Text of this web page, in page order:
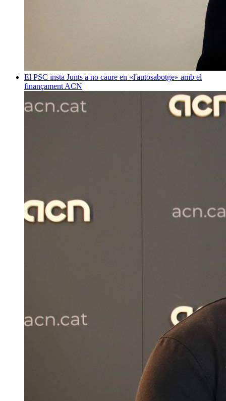
El PSC insta Junts a no caure en «l'autosabotge» amb el
finançament ACN